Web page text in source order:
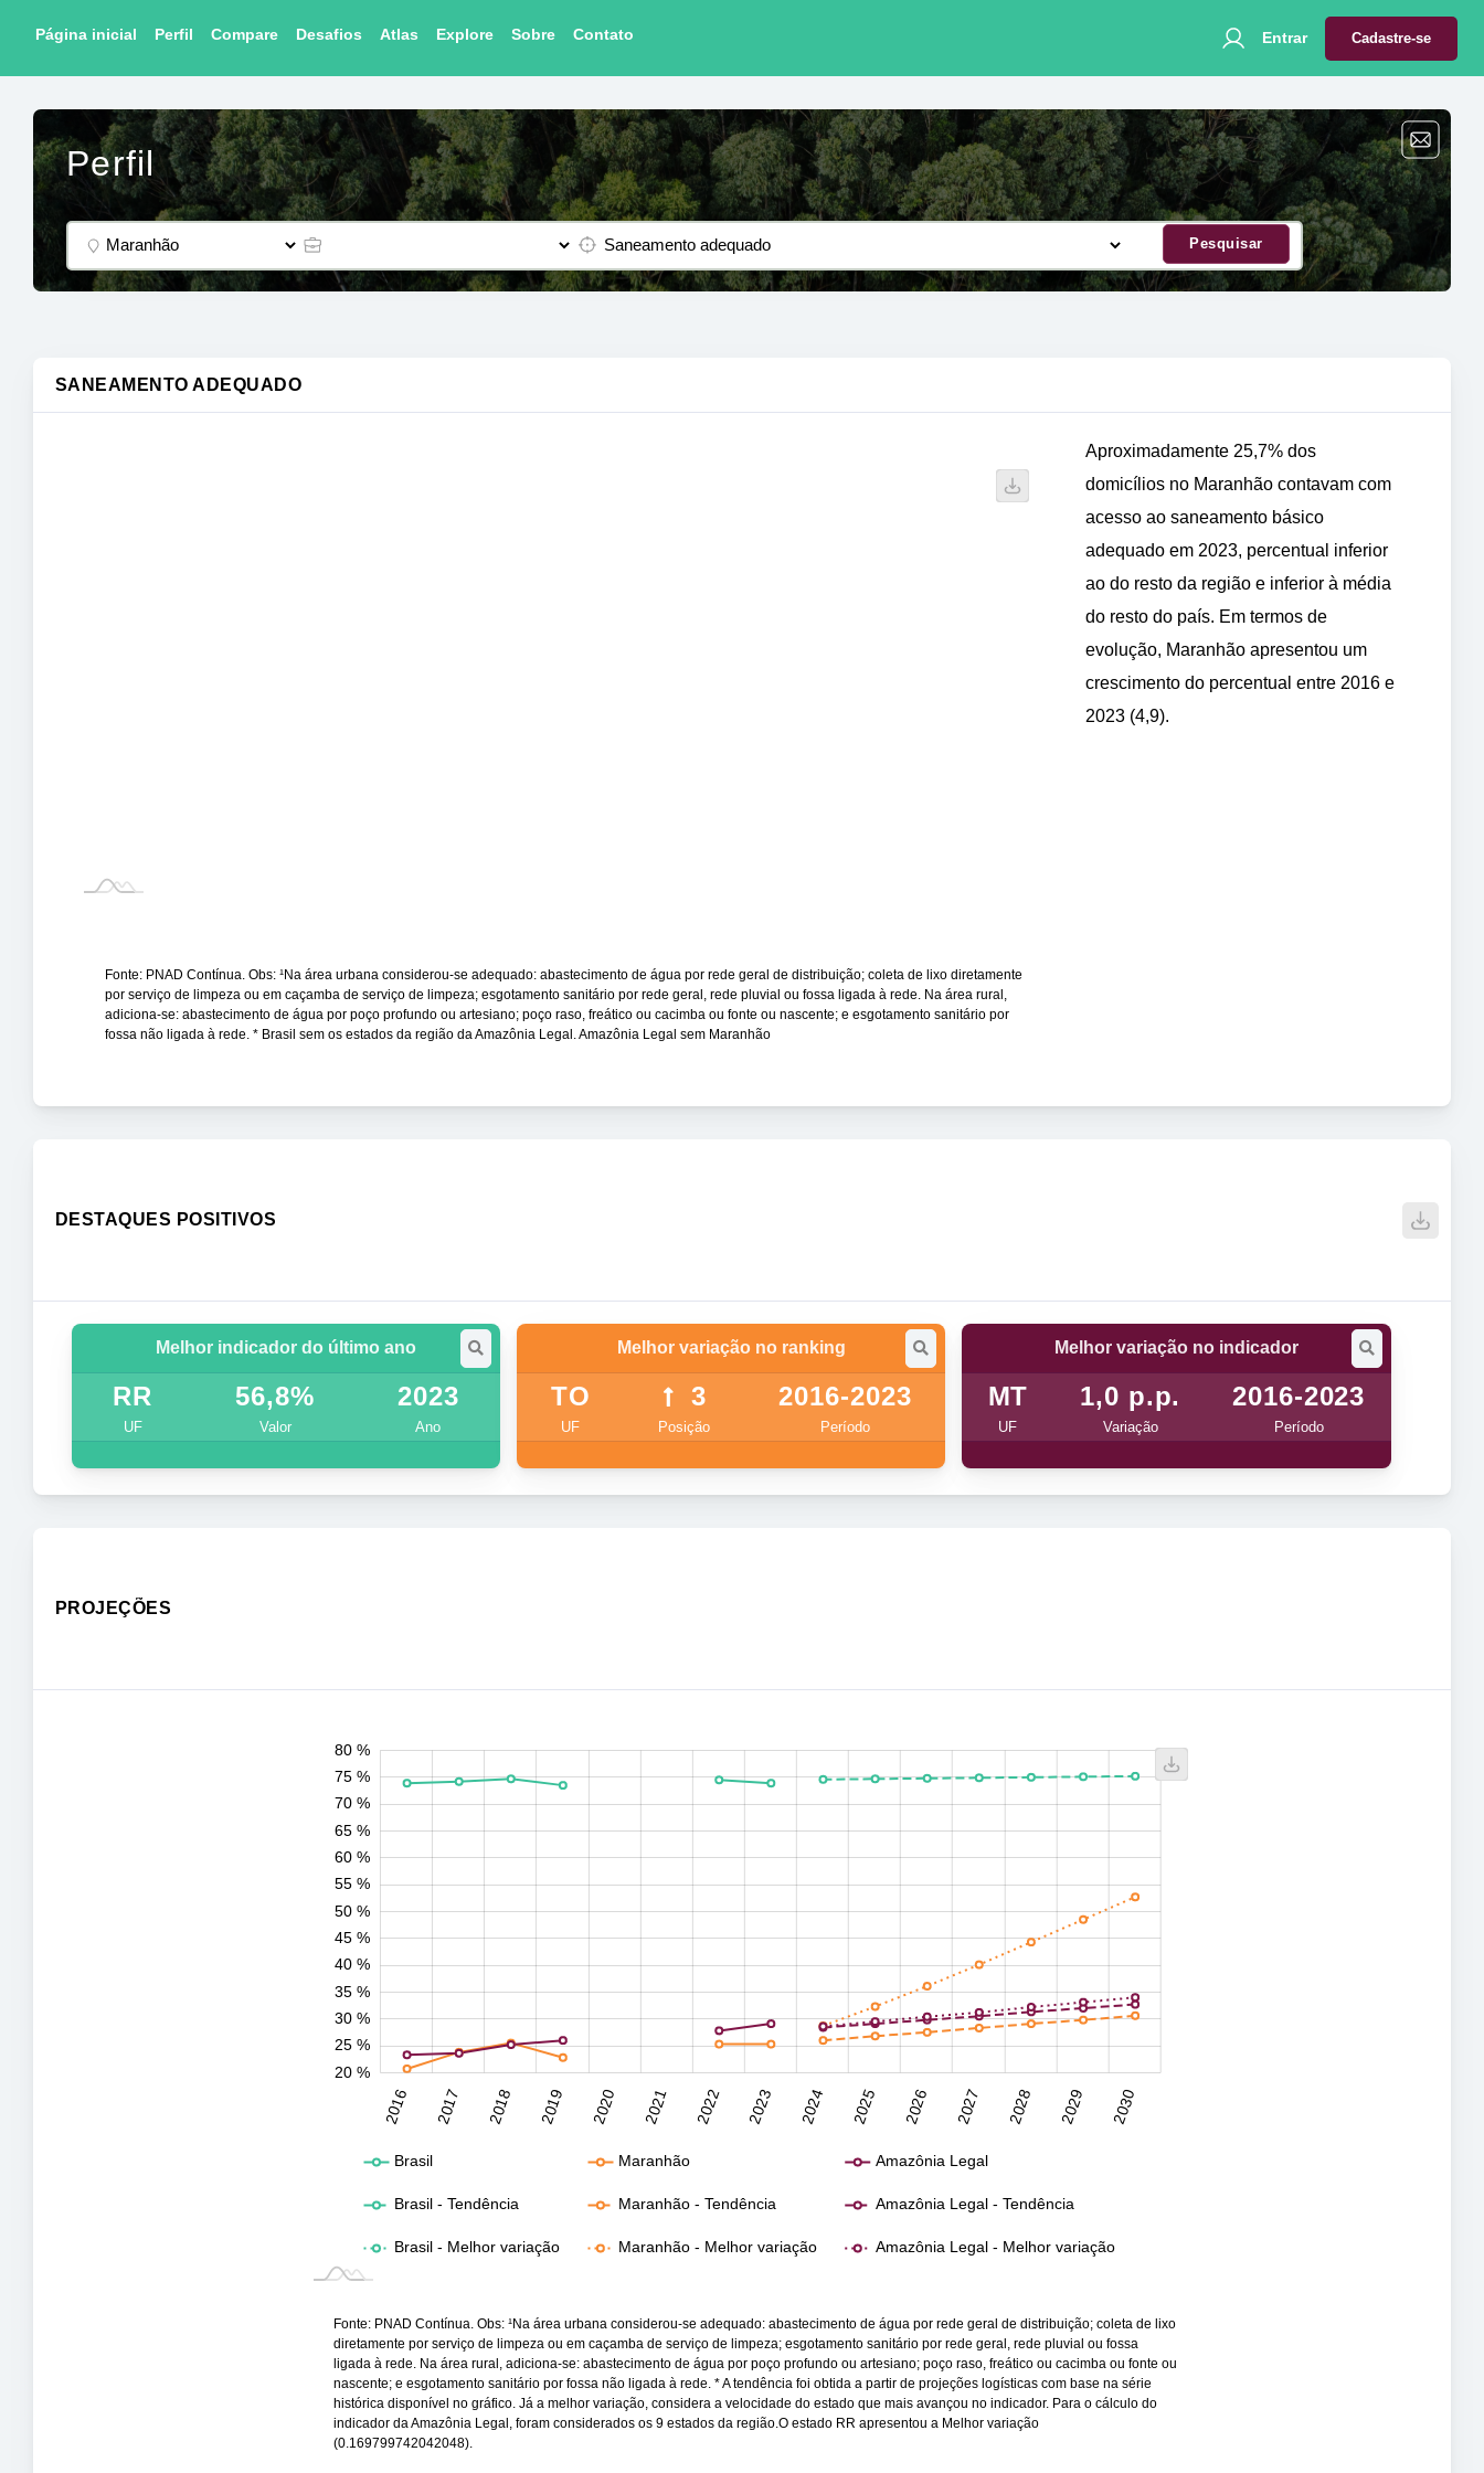
Página inicial Perfil Compare Desafios Atlas Explore Sobre Contato Entrar Cadastre-se
Perfil
Pesquisar
SANEAMENTO ADEQUADO
Fonte: PNAD Contínua. Obs: ¹Na área urbana considerou-se adequado: abastecimento de água por rede geral de distribuição; coleta de lixo diretamente
por serviço de limpeza ou em caçamba de serviço de limpeza; esgotamento sanitário por rede geral, rede pluvial ou fossa ligada à rede. Na área rural,
adiciona-se: abastecimento de água por poço profundo ou artesiano; poço raso, freático ou cacimba ou fonte ou nascente; e esgotamento sanitário por
fossa não ligada à rede. * Brasil sem os estados da região da Amazônia Legal. Amazônia Legal sem Maranhão
Aproximadamente 25,7% dos
domicílios no Maranhão contavam com
acesso ao saneamento básico
adequado em 2023, percentual inferior
ao do resto da região e inferior à média
do resto do país. Em termos de
evolução, Maranhão apresentou um
crescimento do percentual entre 2016 e
2023 (4,9).
DESTAQUES POSITIVOS
Melhor indicador do último ano
RR
UF
56,8%
Valor
2023
Ano
Melhor variação no ranking
TO
UF
3
Posição
2016-2023
Período
Melhor variação no indicador
MT
UF
1,0 p.p.
Variação
2016-2023
Período
PROJEÇÕES
20 %
20 %
25 %
30 %
35 %
40 %
45 %
50 %
55 %
60 %
65 %
70 %
75 %
80 %
2016 2017 2018 2019 2020 2021 2022 2023 2024 2025 2026 2027 2028 2029 2030
2031
2032
Brasil Maranhão Amazônia Legal
Brasil - Tendência Maranhão - Tendência Amazônia Legal - Tendência
Brasil - Melhor variação Maranhão - Melhor variação Amazônia Legal - Melhor variação
Fonte: PNAD Contínua. Obs: ¹Na área urbana considerou-se adequado: abastecimento de água por rede geral de distribuição; coleta de lixo
diretamente por serviço de limpeza ou em caçamba de serviço de limpeza; esgotamento sanitário por rede geral, rede pluvial ou fossa
ligada à rede. Na área rural, adiciona-se: abastecimento de água por poço profundo ou artesiano; poço raso, freático ou cacimba ou fonte ou
nascente; e esgotamento sanitário por fossa não ligada à rede. * A tendência foi obtida a partir de projeções logísticas com base na série
histórica disponível no gráfico. Já a melhor variação, considera a velocidade do estado que mais avançou no indicador. Para o cálculo do
indicador da Amazônia Legal, foram considerados os 9 estados da região.O estado RR apresentou a Melhor variação
(0.169799742042048).